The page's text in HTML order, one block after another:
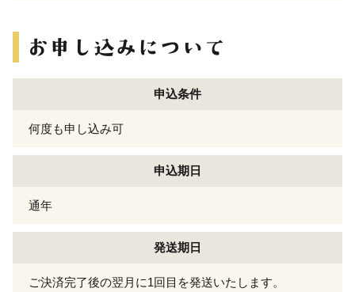
申込条件
何度も申し込み可
申込期日
通年
発送期日
ご決済完了後の翌月に1回目を発送いたします。